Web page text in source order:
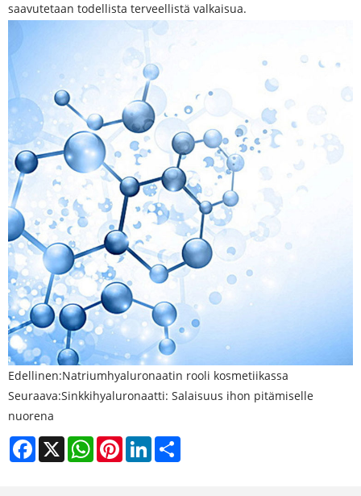
saavutetaan todellista terveellistä valkaisua.
Edellinen:Natriumhyaluronaatin rooli kosmetiikassa
Seuraava:Sinkkihyaluronaatti: Salaisuus ihon pitämiselle
nuorena
Facebook
X WhatsAppPinterestLinkedIn